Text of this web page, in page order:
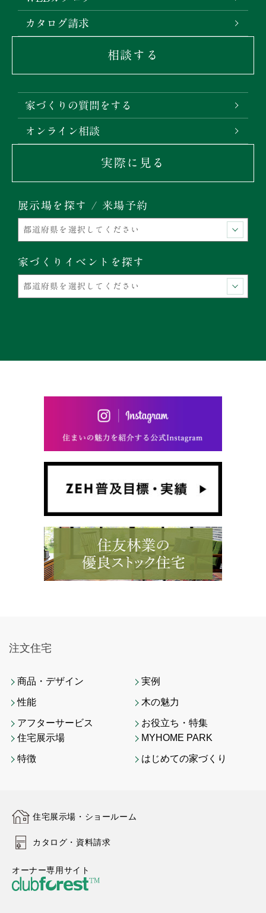
カタログ請求
相談する
家づくりの質問をする
オンライン相談
実際に見る
展示場を探す / 来場予約
家づくりイベントを探す
注文住宅
商品・デザイン
性能
アフターサービス
実例
木の魅力
お役立ち・特集
住宅展示場
特徴
MYHOME PARK
はじめての家づくり
住宅展示場・ショールーム
カタログ・資料請求
オーナー専用サイト